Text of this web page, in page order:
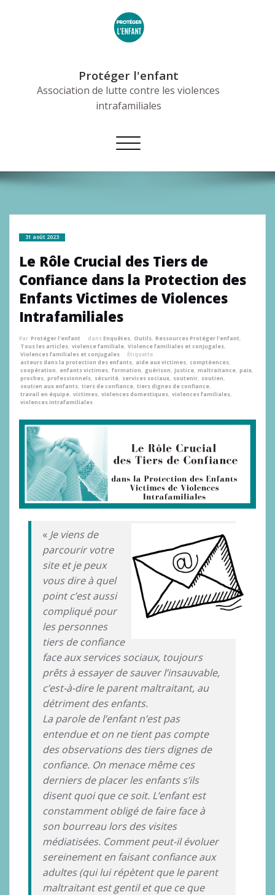
Protéger l'enfant
Association de lutte contre les violences
intrafamiliales
Afficher/masquer
la
31 août 2023
Le Rôle Crucial des Tiers de
Confiance dans la Protection des
Enfants Victimes de Violences
Intrafamiliales
Par Protéger l'enfant dansEnquêtes, Outils, Ressources Protéger l'enfant,
Tous les articles, violence familiale, Violence familiales et conjugales,
Violences familiales et conjugales
Étiquette
acteurs dans la protection des enfants, aide aux victimes, comptéences,
coopération, enfants victimes, formation, guérison, Justice, maltraitance, paix,
proches, professionnels, sécurité, services sociaux, soutenir, soutien,
soutien aux enfants, tiers de confiance, tiers dignes de confiance,
travail en équipe, victimes, violences domestiques, violences familiales,
violences intrafamiliales
« Je viens de
parcourir votre
site et je peux
vous dire à quel
point c’est aussi
compliqué pour
les personnes
tiers de confiance
face aux services sociaux, toujours
prêts à essayer de sauver l’insauvable,
c’est-à-dire le parent maltraitant, au
détriment des enfants.
La parole de l’enfant n’est pas
entendue et on ne tient pas compte
des observations des tiers dignes de
confiance. On menace même ces
derniers de placer les enfants s’ils
disent quoi que ce soit. L’enfant est
constamment obligé de faire face à
son bourreau lors des visites
médiatisées. Comment peut-il évoluer
sereinement en faisant confiance aux
adultes (qui lui répètent que le parent
maltraitant est gentil et que ce que